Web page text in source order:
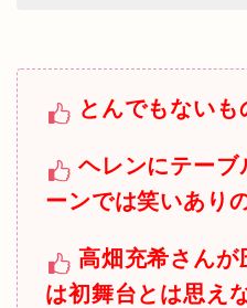
とんでもない
ヘレンにテーブ
ーンでは笑いあり
高畑充希さんが
は初舞台とは思え